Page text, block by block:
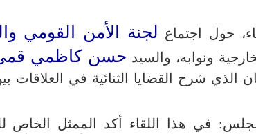
حول اجتماع لجنة الأمن القومي
ونوابه، والسيد حسن كاظمي
الذي شرح القضايا الثنائية في العلاقات
في هذا اللقاء أكد الممثل الخاص